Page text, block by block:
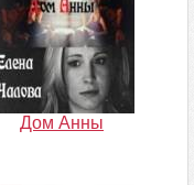
Дом Анны